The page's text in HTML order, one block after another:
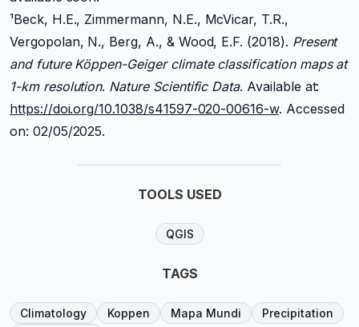
¹Beck, H.E., Zimmermann, N.E., McVicar, T.R.,
Vergopolan, N., Berg, A., & Wood, E.F. (2018). Present
and future Köppen-Geiger climate classification maps at
1-km resolution. Nature Scientific Data. Available at:
https://doi.org/10.1038/s41597-020-00616-w. Accessed
on: 02/05/2025.
TOOLS USED
QGIS
TAGS
Climatology Koppen Mapa Mundi
Precipitation